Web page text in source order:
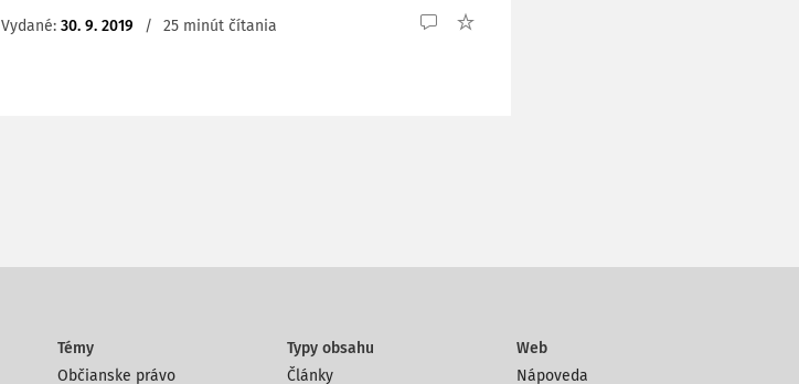
Vydané: 30. 9. 2019 / 25 minút čítania
Témy
Občianske právo
Typy obsahu
Články
Web
Nápoveda